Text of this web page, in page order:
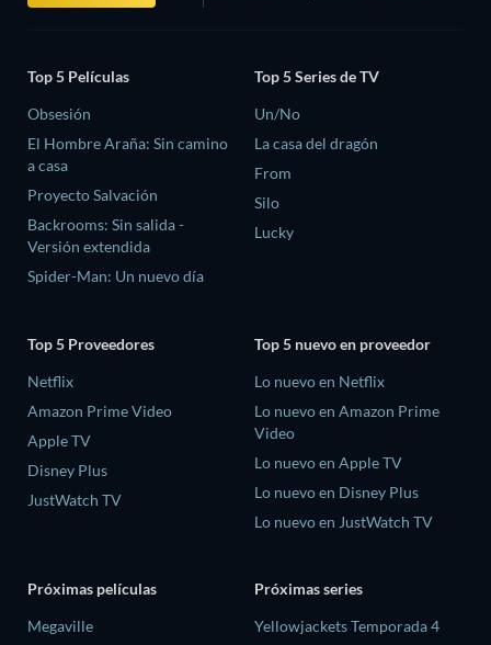
Top 5 Películas
Obsesión
El Hombre Araña: Sin camino
a casa
Proyecto Salvación
Backrooms: Sin salida -
Versión extendida
Spider-Man: Un nuevo día
Top 5 Series de TV
Un/No
La casa del dragón
From
Silo
Lucky
Top 5 Proveedores
Netflix
Amazon Prime Video
Apple TV
Disney Plus
JustWatch TV
Top 5 nuevo en proveedor
Lo nuevo en Netflix
Lo nuevo en Amazon Prime
Video
Lo nuevo en Apple TV
Lo nuevo en Disney Plus
Lo nuevo en JustWatch TV
Próximas películas
Megaville
Próximas series
Yellowjackets Temporada 4